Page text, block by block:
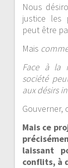
Nous
justice les
peut être
Mais
Face à la
société
aux désirs
Gouverner,
Mais ce
laissant
conflits, à